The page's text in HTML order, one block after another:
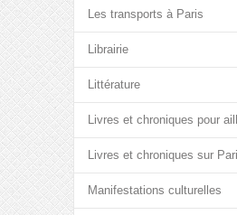
Les transports à Paris
Librairie
Littérature
Livres et chroniques pour
Livres et chroniques sur
Manifestations culturelles